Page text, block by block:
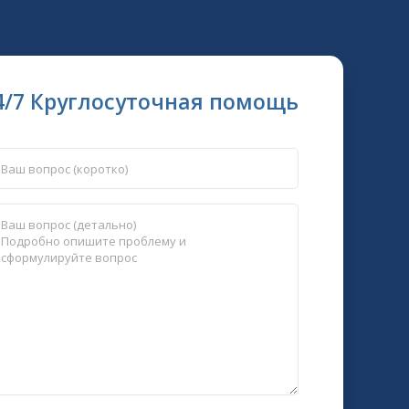
7 Круглосуточная помощь